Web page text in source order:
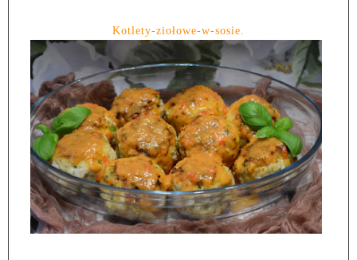
Kotlety-ziołowe-w-sosie.